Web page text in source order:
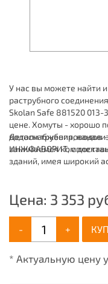
У нас вы можете найти
раструбного
Skolan Safe 881520
цене. Хомуты - хорошо
водоснабжения,
занимаемся
зданий, имея широкий
отопления,
Детали трубопроводов
ИНЖФАВОРИТ, с
Цена: 3 353
- +
* Актуальную цену